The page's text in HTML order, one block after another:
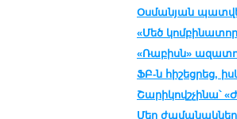
Օսմանյան
«Մեծ
«Ռաբիսն»
ՖԲ-ն հիշեցրեց,
Շարիկովշչինա՝
Մեր